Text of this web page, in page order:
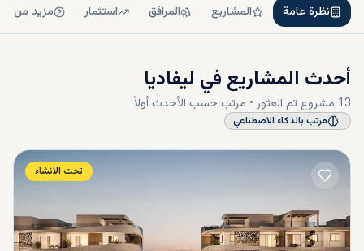
نظرة عامة المشاريع المرافق استثمار مزيد من
أحدث المشاريع في ليفاديا
13 مشروع تم العثور • مرتب حسب الأحدث أولاً
مرتب بالذكاء الاصطناعي
تحت الانشاء